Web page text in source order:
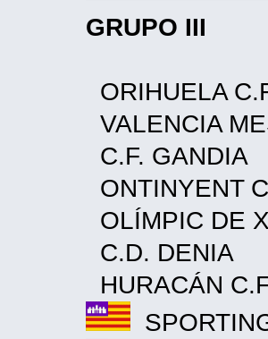
GRUPO III
ORIHUELA
VALENCIA
C.F. GANDIA
ONTINYENT
OLÍMPIC DE
C.D. DENIA
HURACÁN